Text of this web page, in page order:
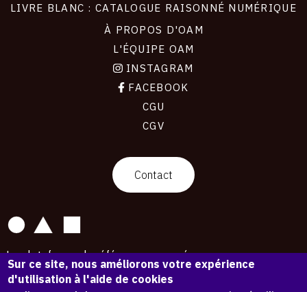
LIVRE BLANC : CATALOGUE RAISONNÉ NUMÉRIQUE
À PROPOS D'OAM
L'ÉQUIPE OAM
INSTAGRAM
FACEBOOK
CGU
CGV
Contact
La plateforme de référence pour créer,
conserver et promouvoir l'Histoire de l'Art.
Des catalogues raisonnés aux archives
Sur ce site, nous améliorons votre expérience
d'utilisation à l'aide de cookies